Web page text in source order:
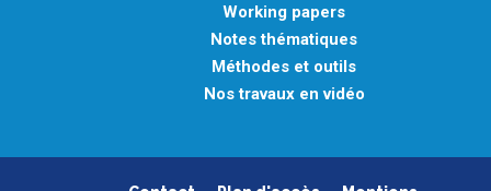
Working papers
Notes thématiques
Méthodes et outils
Nos travaux en vidéo